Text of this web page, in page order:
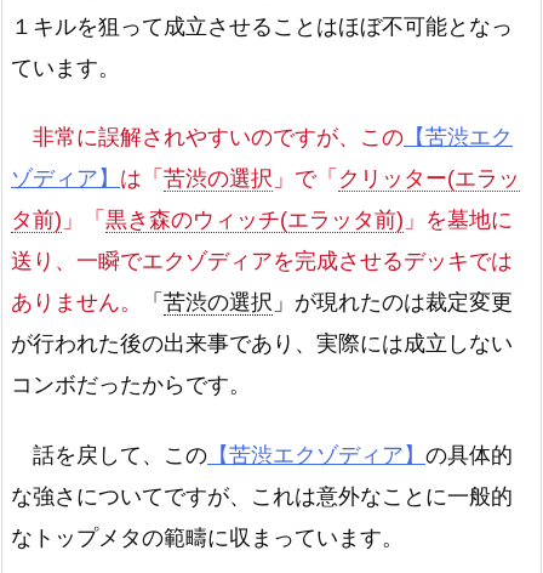
１キルを狙って成立させることはほぼ不可能となっ
ています。
非常に誤解されやすいのですが、この 【苦渋エク
ゾディア】 は「 苦渋の選択 」で「 クリッター(エラッ
タ前) 」「 黒き森のウィッチ(エラッタ前) 」を墓地に
送り、一瞬でエクゾディアを完成させるデッキでは
ありません。
「 苦渋の選択 」が現れたのは裁定変更
が行われた後の出来事であり、実際には成立しない
コンボだったからです。
話を戻して、この 【苦渋エクゾディア】 の具体的
な強さについてですが、これは意外なことに一般的
なトップメタの範疇に収まっています。